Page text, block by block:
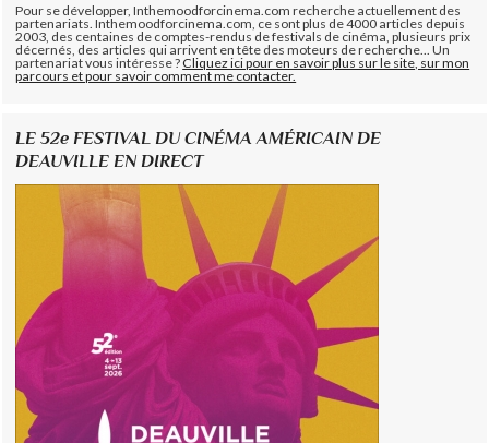
Pour se développer, Inthemoodforcinema.com recherche actuellement des
partenariats. Inthemoodforcinema.com, ce sont plus de 4000 articles depuis
2003, des centaines de comptes-rendus de festivals de cinéma, plusieurs prix
décernés, des articles qui arrivent en tête des moteurs de recherche... Un
partenariat vous intéresse ?Cliquez ici pour en savoir plus sur le site, sur mon
parcours et pour savoir comment me contacter.
LE 52e FESTIVAL DU CINÉMA AMÉRICAIN DE
DEAUVILLE EN DIRECT